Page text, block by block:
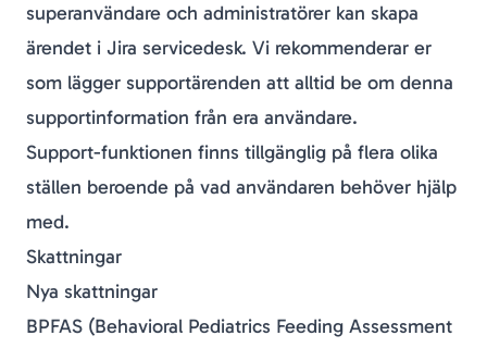
superanvändare och administratörer kan skapa
ärendet i Jira servicedesk. Vi rekommenderar er
som lägger supportärenden att alltid be om denna
supportinformation från era användare.
Support-funktionen finns tillgänglig på flera olika
ställen beroende på vad användaren behöver hjälp
med.
Skattningar
Nya skattningar
BPFAS (Behavioral Pediatrics Feeding Assessment